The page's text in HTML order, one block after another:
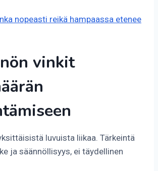
nopeasti reikä hampaassa etenee
vinkit
luvuista liikaa. Tärkeintä
ja säännöllisyys, ei täydellinen